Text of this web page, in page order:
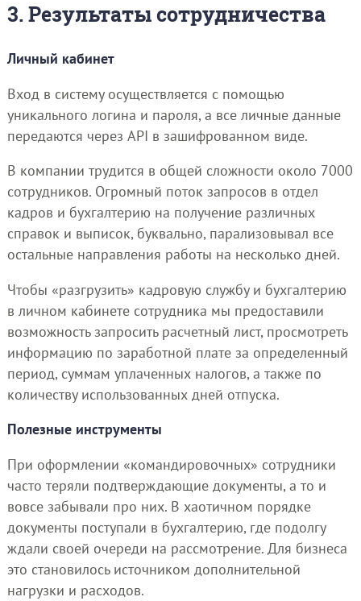
3. Результаты сотрудничества
Личный кабинет
Вход в систему осуществляется с помощью
уникального логина и пароля, а все личные данные
передаются через API в зашифрованном виде.
В компании трудится в общей сложности около 7000
сотрудников. Огромный поток запросов в отдел
кадров и бухгалтерию на получение различных
справок и выписок, буквально, парализовывал все
остальные направления работы на несколько дней.
Чтобы «разгрузить» кадровую службу и бухгалтерию
в личном кабинете сотрудника мы предоставили
возможность запросить расчетный лист, просмотреть
информацию по заработной плате за определенный
период, суммам уплаченных налогов, а также по
количеству использованных дней отпуска.
Полезные инструменты
При оформлении «командировочных» сотрудники
часто теряли подтверждающие документы, а то и
вовсе забывали про них. В хаотичном порядке
документы поступали в бухгалтерию, где подолгу
ждали своей очереди на рассмотрение. Для бизнеса
это становилось источником дополнительной
нагрузки и расходов.